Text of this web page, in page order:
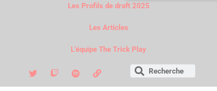
Les Profils de draft 2025
Les Articles
L'équipe The Trick Play